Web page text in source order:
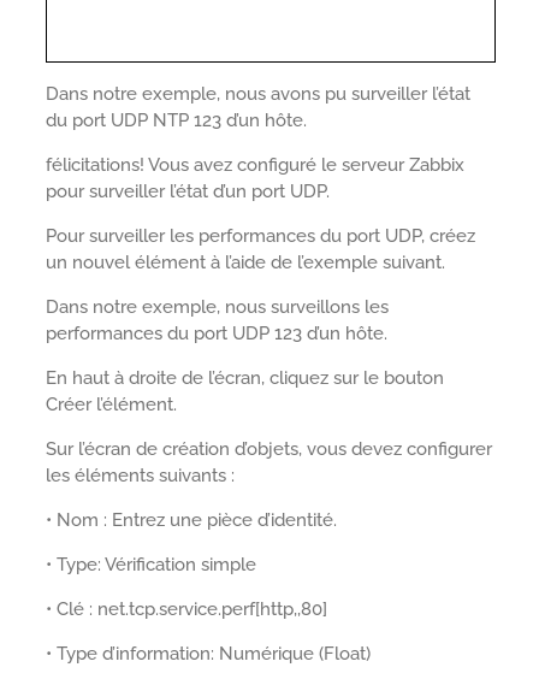
Dans notre exemple, nous avons pu surveiller l’état
du port UDP NTP 123 d’un hôte.
félicitations! Vous avez configuré le serveur Zabbix
pour surveiller l’état d’un port UDP.
Pour surveiller les performances du port UDP, créez
un nouvel élément à l’aide de l’exemple suivant.
Dans notre exemple, nous surveillons les
performances du port UDP 123 d’un hôte.
En haut à droite de l’écran, cliquez sur le bouton
Créer l’élément.
Sur l’écran de création d’objets, vous devez configurer
les éléments suivants :
• Nom : Entrez une pièce d’identité.
• Type: Vérification simple
• Clé : net.tcp.service.perf[http,,80]
• Type d’information: Numérique (Float)